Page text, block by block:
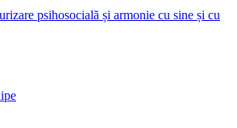
psihosocială și armonie cu sine și cu